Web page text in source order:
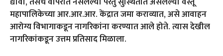
महापालिकेच्या आर.आर.आर. केंद्रात जमा कराव्यात,असे आवाहन
आरोग्य विभागाकडून नागरिकांना करण्यात आले होते. त्यास देखील
नागरिकांकडून उत्तम प्रतिसाद मिळाला.